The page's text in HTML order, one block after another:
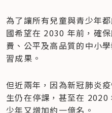
為了讓所有兒童與青少年
國希望在 2030 年前，確
費、公平及高品質的中小
習成果。
但近兩年，因為新冠肺炎
生仍在停課，甚至在
少年又增加約一億名。